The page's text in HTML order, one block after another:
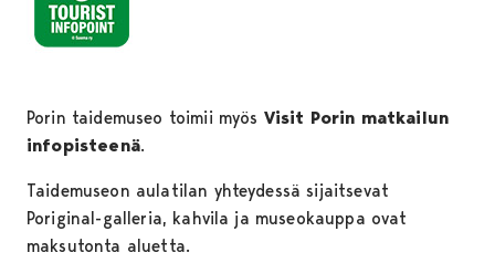
Porin taidemuseo toimii myös Visit Porin matkailun
infopisteenä.
Taidemuseon aulatilan yhteydessä sijaitsevat
Poriginal-galleria, kahvila ja museokauppa ovat
maksutonta aluetta.